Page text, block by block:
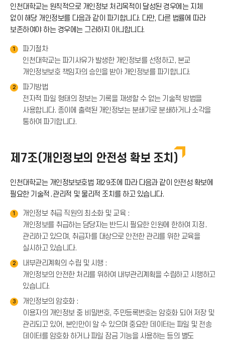
콘
아
이
드
이
인천대학교는 원칙적으로 개인정보 처리목적이 달성된 경우에는 지체
없이 해당 개인정보를 다음과 같이 파기합니다. 다만, 다른 법률에 따라
보존하여야 하는 경우에는 그러하지 아니합니다.
1
파기절차
인천대학교는 파기사유가 발생한 개인정보를 선정하고, 본교
개인정보보호 책임자의 승인을 받아 개인정보를 파기합니다.
2
파기방법
전자적 파일 형태의 정보는 기록을 재생할 수 없는 기술적 방법을
사용합니다. 종이에 출력된 개인정보는 분쇄기로 분쇄하거나 소각을
통하여 파기합니다.
제7조(개인정보의 안전성 확보 조치)
인천대학교는 개인정보보호법 제29조에 따라 다음과 같이 안전성 확보에
필요한 기술적․관리적 및 물리적 조치를 하고 있습니다.
1
개인정보 취급 직원의 최소화 및 교육 :
개인정보를 취급하는 담당자는 반드시 필요한 인원에 한하여 지정․
관리하고 있으며, 취급자를 대상으로 안전한 관리를 위한 교육을
실시하고 있습니다.
2
내부관리계획의 수립 및 시행 :
개인정보의 안전한 처리를 위하여 내부관리계획을 수립하고 시행하고
있습니다.
3
개인정보의 암호화 :
이용자의 개인정보 중 비밀번호, 주민등록번호는 암호화 되어 저장 및
관리되고 있어, 본인만이 알 수 있으며 중요한 데이터는 파일 및 전송
데이터를 암호화 하거나 파일 잠금 기능을 사용하는 등의 별도